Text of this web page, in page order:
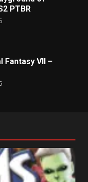
PTBR
Fantasy VII –